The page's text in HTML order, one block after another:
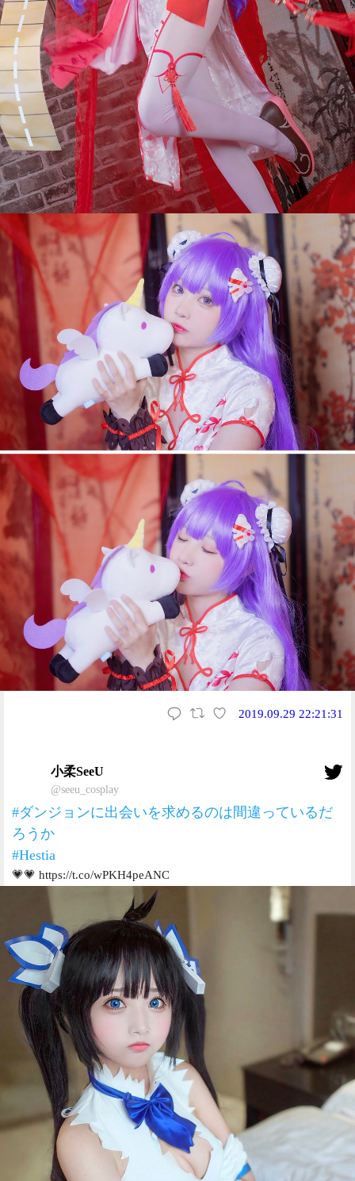
2019.09.29 22:21:31
小柔SeeU
@seeu_cosplay
#ダンジョンに出会いを求めるのは間違っているだ
ろうか
#Hestia
💗💗 https://t.co/wPKH4peANC